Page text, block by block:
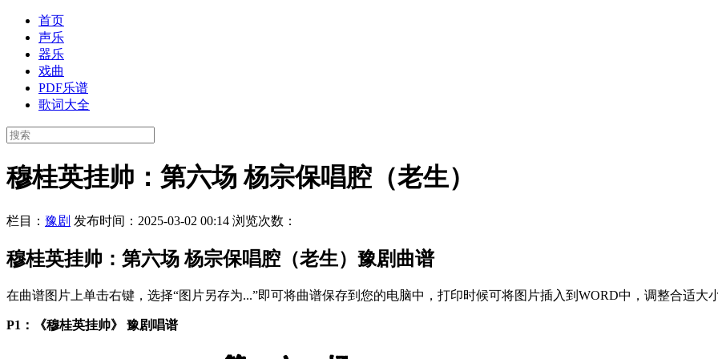
首页
声乐
器乐
戏曲
PDF乐谱
歌词大全
穆桂英挂帅：第六场 杨宗保唱腔（老生）
栏目： 豫剧 发布时间：2025-03-02 00:14 浏览次数：
穆桂英挂帅：第六场 杨宗保唱腔（老生）豫剧曲谱
在曲谱图片上单击右键，选择“图片另存为...”即可将曲谱保存到您的电脑中，打印时候可将图片插入到WORD中，调整合适大
P1：《穆桂英挂帅》 豫剧唱谱